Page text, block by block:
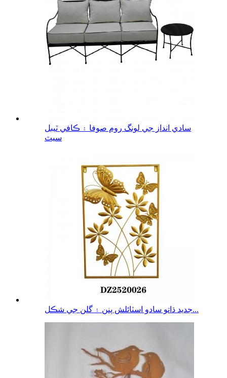
سادي انداز جي لونگ روم صوفا ۽ ڪافي ٽيبل
سيٽ
جديد ڌاتو سادو اسٽائلش پنن ۽ گلن جي شڪل...